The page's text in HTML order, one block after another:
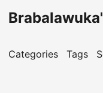
Categories Tags